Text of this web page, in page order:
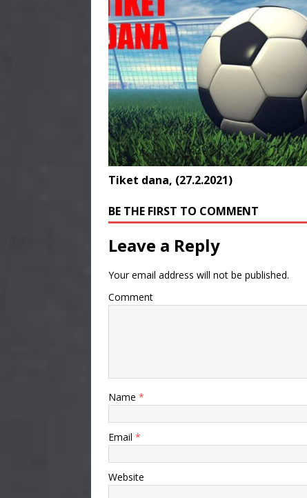
Tiket dana, (27.2.2021)
BE THE FIRST TO COMMENT
Leave a Reply
Your email address will not be published.
Comment
Name *
Email *
Website